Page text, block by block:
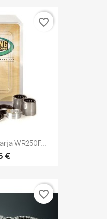
WR250F...
€
favorite_border
favorite_border